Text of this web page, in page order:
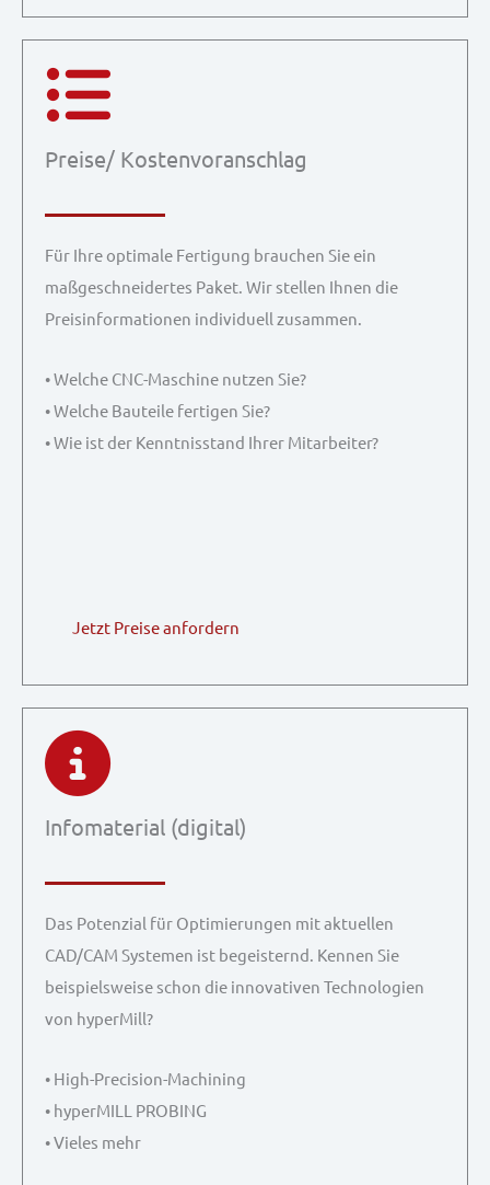
Preise/ Kostenvoranschlag
Für Ihre optimale Fertigung brauchen Sie ein
maßgeschneidertes Paket. Wir stellen Ihnen die
Preisinformationen individuell zusammen.
• Welche CNC-Maschine nutzen Sie?
• Welche Bauteile fertigen Sie?
• Wie ist der Kenntnisstand Ihrer Mitarbeiter?
Jetzt Preise anfordern
Infomaterial (digital)
Das Potenzial für Optimierungen mit aktuellen
CAD/CAM Systemen ist begeisternd. Kennen Sie
beispielsweise schon die innovativen Technologien
von hyperMill?
• High-Precision-Machining
• hyperMILL PROBING
• Vieles mehr